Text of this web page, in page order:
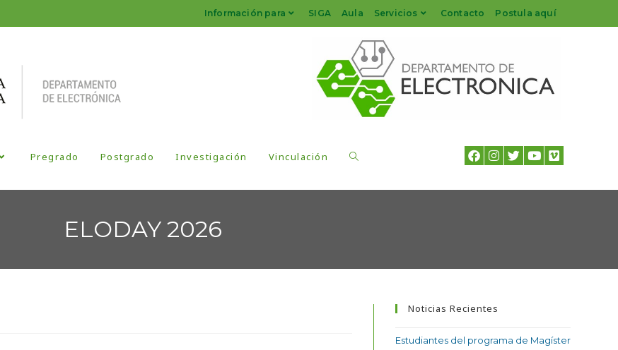
Información para SIGA Aula Servicios Contacto Postula aquí
Pregrado Postgrado Investigación Vinculación
ELODAY 2026
Noticias Recientes
Estudiantes del programa de Magíster